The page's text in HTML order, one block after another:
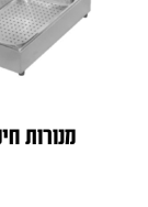
מנורות